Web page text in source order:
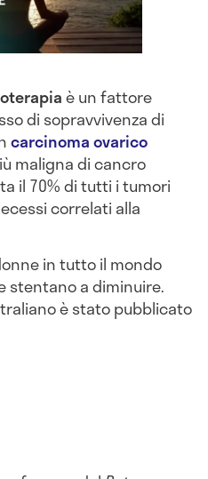
è un fattore
di sopravvivenza di
carcinoma ovarico
maligna di cancro
il 70% di tutti i tumori
correlati alla
in tutto il mondo
stentano a diminuire.
è stato pubblicato